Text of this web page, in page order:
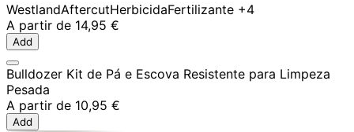
WestlandAftercutHerbicidaFertilizante +4
A partir de 14,95 €
Add
Bulldozer Kit de Pá e Escova Resistente para Limpeza
Pesada
A partir de 10,95 €
Add